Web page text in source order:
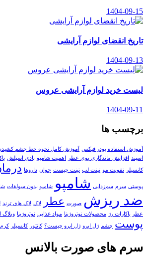
1404-09-15
تاریخ انقضای لوازم آرایشی
1404-09-13
لیست خرید لوازم آرایشی عروس
1404-09-11
برچسب ها
آموزش استفاده پودر فیکس آموزش کامل نحوه خط چشم
اسپند
افزایش ماندگاری بوی عطر اهمیت شامپو بادی اسپلش
کانسیلر تقویت مو تینت لب تینت چیست جوان‌ داروها
پوستی سرم سم‌زدایی شامپو شامپو بدون سولفات
ضد ریزش صورت عطر لاک لاک های ترند
عطر باکارات رژ
محصولات نوتروژینا مواد غذایی نوتروژینا وبلاگ
پوست چشم ژل ابرو ژل ابرو چیست؟ کانتور کانسیلر کرم
سرم های صورت بالانس